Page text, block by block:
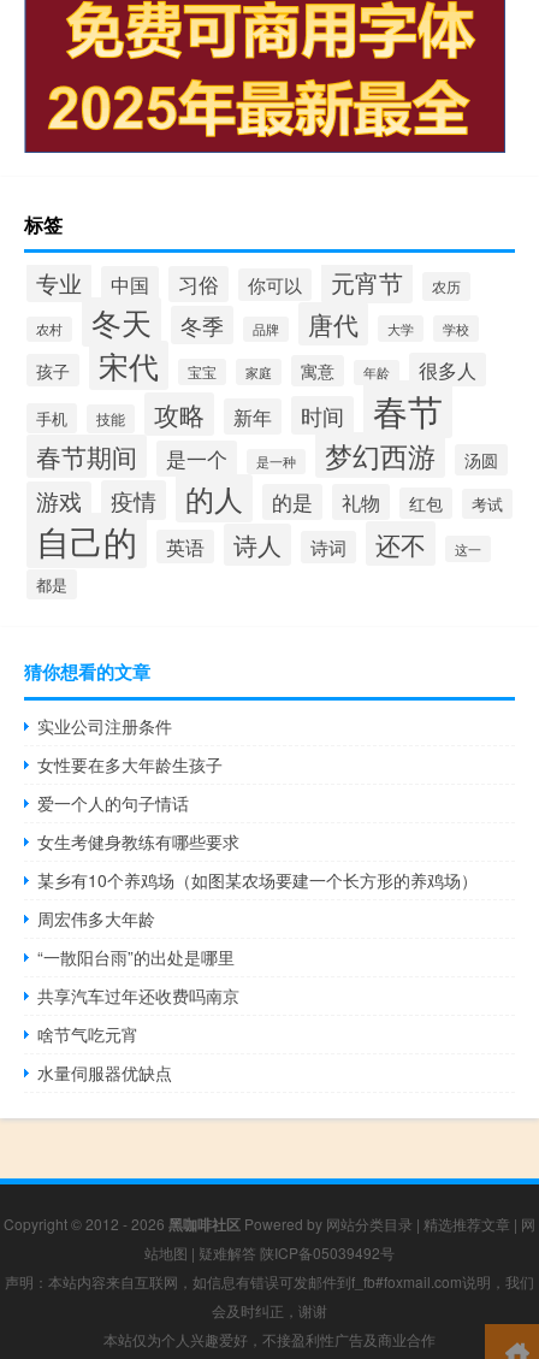
标签
专业 中国 习俗 你可以 元宵节 农历
农村 冬天 冬季 品牌 唐代 大学 学校
孩子 宋代 宝宝 家庭 寓意 年龄 很多人
手机 技能 攻略 新年 时间 春节
春节期间 是一个 是一种 梦幻西游 汤圆
游戏 疫情 的人 的是 礼物 红包 考试
自己的 英语 诗人 诗词 还不 这一
都是
猜你想看的文章
实业公司注册条件
女性要在多大年龄生孩子
爱一个人的句子情话
女生考健身教练有哪些要求
某乡有10个养鸡场（如图某农场要建一个长方形的养鸡场）
周宏伟多大年龄
“一散阳台雨”的出处是哪里
共享汽车过年还收费吗南京
啥节气吃元宵
水量伺服器优缺点
Copyright © 2012 - 2026 黑咖啡社区 Powered by 网站分类目录 | 精选推荐文章 | 网
站地图 | 疑难解答 陕ICP备05039492号
声明：本站内容来自互联网，如信息有错误可发邮件到f_fb#foxmail.com说明，我们
会及时纠正，谢谢
本站仅为个人兴趣爱好，不接盈利性广告及商业合作